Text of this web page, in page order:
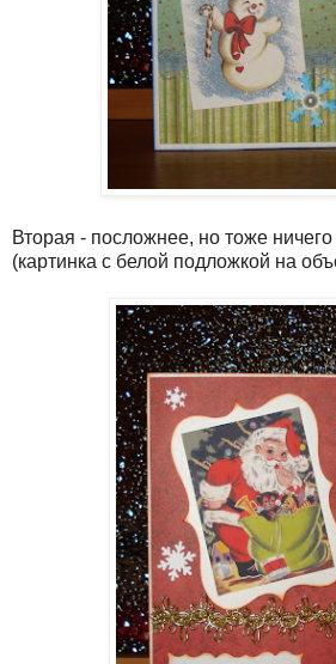
Вторая - посложнее, но тоже
(картинка с белой подложкой на